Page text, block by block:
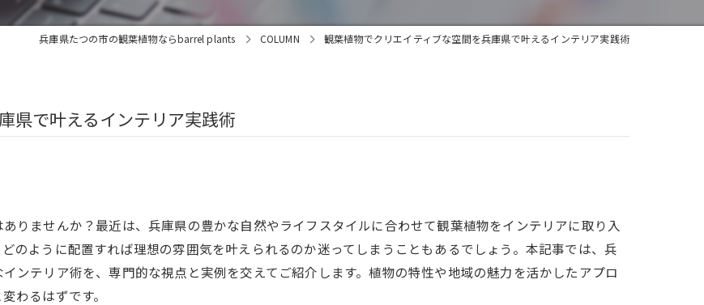
兵庫県たつの市の観葉植物ならbarrel plants COLUMN 観葉植物でクリエイティブな空間を兵庫県で叶えるインテリア実践術
県で叶えるインテリア実践術
りませんか？最近は、兵庫県の豊かな自然やライフスタイルに合わせて観葉植物をインテリアに取り入
のように配置すれば理想の雰囲気を叶えられるのか迷ってしまうこともあるでしょう。本記事では、兵
ンテリア術を、専門的な視点と実例を交えてご紹介します。植物の特性や地域の魅力を活かしたアプロ
わるはずです。